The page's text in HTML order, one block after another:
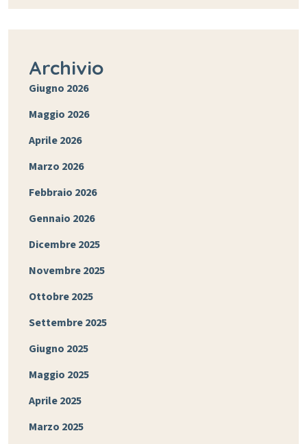
Archivio
Giugno 2026
Maggio 2026
Aprile 2026
Marzo 2026
Febbraio 2026
Gennaio 2026
Dicembre 2025
Novembre 2025
Ottobre 2025
Settembre 2025
Giugno 2025
Maggio 2025
Aprile 2025
Marzo 2025